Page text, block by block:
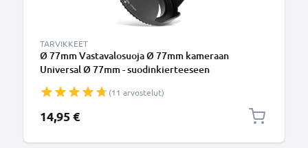
TARVIKKEET
Ø 77mm Vastavalosuoja Ø 77mm kameraan
Universal Ø 77mm - suodinkierteeseen
vastavalosuoja tuotemerkiltä CELLONIC
(11 arvostelut)
14,95 €